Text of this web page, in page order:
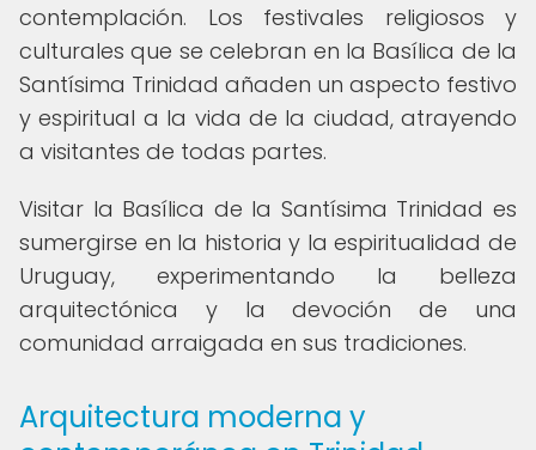
contemplación. Los festivales religiosos y
culturales que se celebran en la Basílica de la
Santísima Trinidad añaden un aspecto festivo
y espiritual a la vida de la ciudad, atrayendo
a visitantes de todas partes.
Visitar la Basílica de la Santísima Trinidad es
sumergirse en la historia y la espiritualidad de
Uruguay, experimentando la belleza
arquitectónica y la devoción de una
comunidad arraigada en sus tradiciones.
Arquitectura moderna y